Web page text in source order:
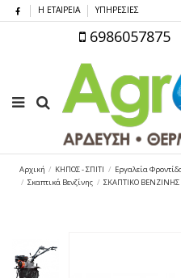
Η ΕΤΑΙΡΕΙΑ ΥΠΗΡΕΣΙΕΣ
6986057875
Αρχική ΚΗΠΟΣ - ΣΠΙΤΙ Εργαλεία
Σκαπτικά Βενζίνης
ΣΚΑΠΤΙΚΟ ΒΕΝΖΙΝΗΣ